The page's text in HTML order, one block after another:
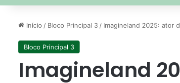
Início / Bloco Principal 3 / Imagineland 2025: ator
Bloco Principal 3
Imagineland